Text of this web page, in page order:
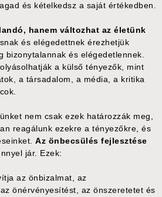
és kételkedsz a saját értékedben.
hanem változhat az életünk
és elégedettnek érezhetjük
bizonytalannak és elégedetlennek.
a külső tényezők, mint
a társadalom, a média, a kritika
nem csak ezek határozzák meg,
reagálunk ezekre a tényezőkre, és
Az önbecsülés fejlesztése
jár. Ezek:
az önbizalmat, az
önérvényesítést, az önszeretetet és